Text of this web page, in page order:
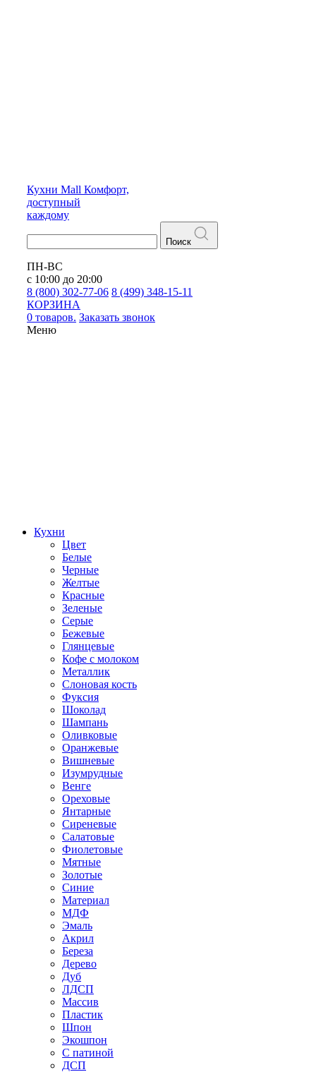
Кухни Mall Комфорт,
доступный
каждому
Поиск
ПН-ВС
с 10:00 до 20:00
8 (800) 302-77-06 8 (499) 348-15-11
КОРЗИНА
0 товаров. Заказать звонок
Меню
Кухни
Цвет
Белые
Черные
Желтые
Красные
Зеленые
Серые
Бежевые
Глянцевые
Кофе с молоком
Металлик
Слоновая кость
Фуксия
Шоколад
Шампань
Оливковые
Оранжевые
Вишневые
Изумрудные
Венге
Ореховые
Янтарные
Сиреневые
Салатовые
Фиолетовые
Мятные
Золотые
Синие
Материал
МДФ
Эмаль
Акрил
Береза
Дерево
Дуб
ЛДСП
Массив
Пластик
Шпон
Экошпон
С патиной
ДСП